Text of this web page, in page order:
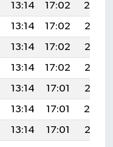
13:14 17:02
20:19
13:14 17:02
20:18
13:14 17:02
20:17
13:14 17:02
20:16
13:14 17:01
20:15
13:14 17:01
20:14
13:14 17:01
20:13